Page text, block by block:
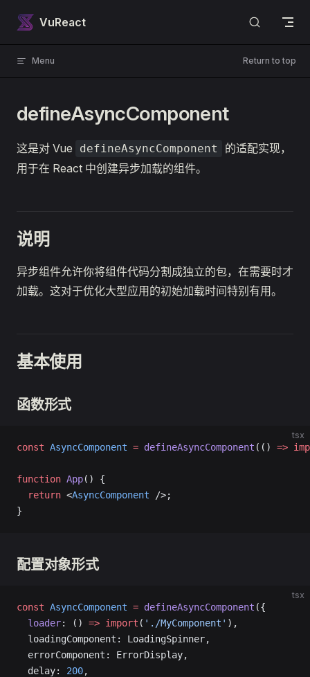
Skip to content
VuReact
Menu Return to top
defineAsyncComponent
这是对 Vue defineAsyncComponent
的适配实现，
用于在 React 中创建异步加载的组件。
说明
异步组件允许你将组件代码分割成独立的包，在需要时才
加载。这对于优化大型应用的初始加载时间特别有用。
基本使用
函数形式
tsx
const AsyncComponent = defineAsyncComponent (() =>
function App() {
  return
<AsyncComponent />;
}
配置对象形式
tsx
const AsyncComponent = defineAsyncComponent ({
  loader
: () => import ( './MyComponent' ),
  loadingComponent: LoadingSpinner,
  errorComponent: ErrorDisplay,
  delay:
200,